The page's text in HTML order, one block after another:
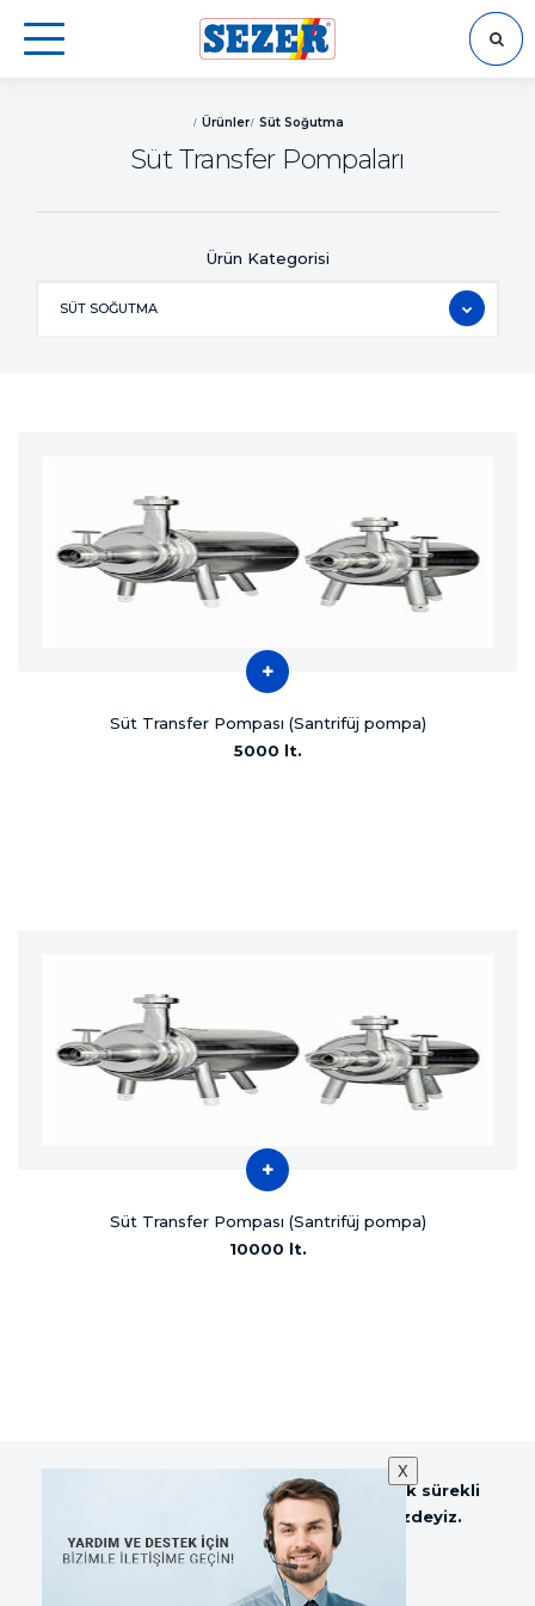
Ürünler Süt Soğutma
Süt Transfer Pompaları
Ürün Kategorisi
SÜT SOĞUTMA
Süt Transfer Pompası (Santrifüj pompa)
5000 lt.
Süt Transfer Pompası (Santrifüj pompa)
10000 lt.
Sezer Tarım ve Sağım Teknolojileri olarak sürekli
güncellenen web sitemiz ile hizmetinizdeyiz.
X